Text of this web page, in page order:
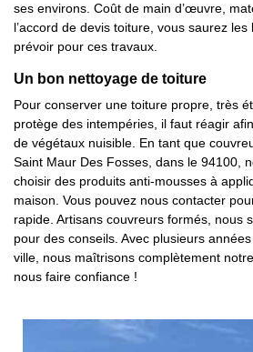
ses environs. Coût de main d’œuvre,
l’accord de devis toiture, vous saurez
prévoir pour ces travaux.
Un bon nettoyage de toiture
Pour conserver une toiture propre, très
protège des intempéries, il faut réagir
de végétaux nuisible. En tant que
Saint Maur Des Fosses, dans le 94100,
choisir des produits anti-mousses à
maison. Vous pouvez nous contacter
rapide. Artisans couvreurs formés, nous
pour des conseils. Avec plusieurs
ville, nous maîtrisons complètement
nous faire confiance !